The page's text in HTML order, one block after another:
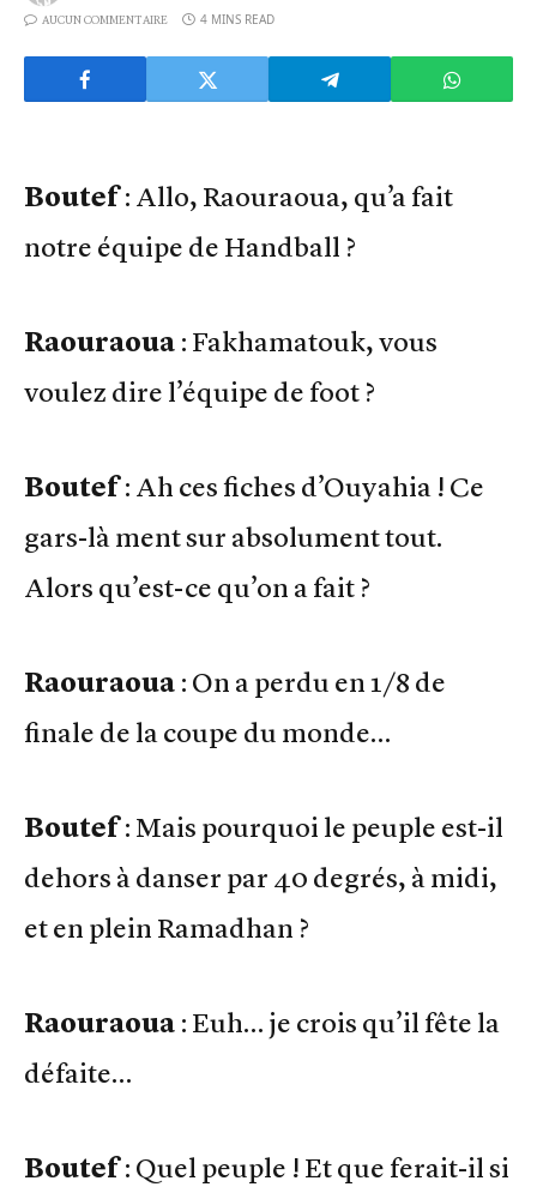
AUCUN COMMENTAIRE 4 MINS READ
Boutef: Allo, Raouraoua, qu’a fait
notre équipe de Handball ?
Raouraoua : Fakhamatouk, vous
voulez dire l’équipe de foot ?
Boutef: Ah ces fiches d’Ouyahia ! Ce
gars-là ment sur absolument tout.
Alors qu’est-ce qu’on a fait ?
Raouraoua : On a perdu en 1/8 de
finale de la coupe du monde…
Boutef: Mais pourquoi le peuple est-il
dehors à danser par 40 degrés, à midi,
et en plein Ramadhan ?
Raouraoua : Euh… je crois qu’il fête la
défaite…
Boutef: Quel peuple ! Et que ferait-il si